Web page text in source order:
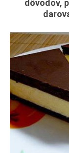
dôvodov,